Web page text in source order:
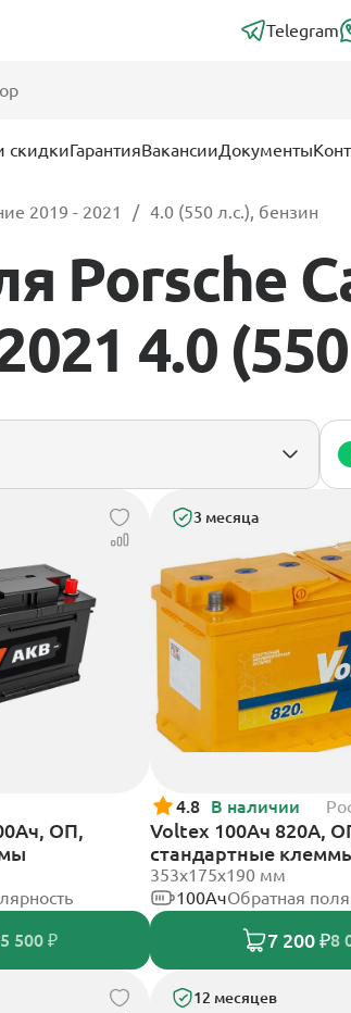
Telegram
скидкиГарантияВакансииДокументы
2019 - 2021 4.0 (550 л.с.), бензин
Porsche
4.0
ОП,
5 500 ₽
3 месяца
4.8 В наличии
Voltex 100Ач 820А,
стандартные
353х175х190 мм
100АчОбратная
7 200 ₽8
12 месяцев